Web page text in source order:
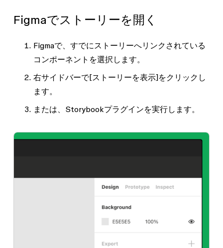
Figmaでストーリーを開く
Figmaで、すでにストーリーへリンクされている
コンポーネントを選択します。
右サイドバーで[ストーリーを表示] をクリックし
ます。
または、Storybookプラグインを実行します。